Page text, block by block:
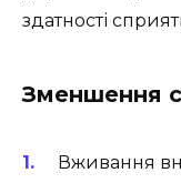
здатності
Зменшення
Вживання